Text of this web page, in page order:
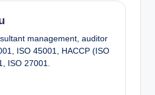
management, auditor
ISO 45001, HACCP (ISO
ISO 27001.